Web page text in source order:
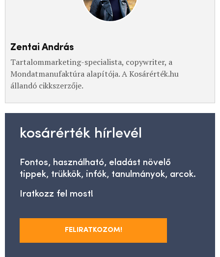
Zentai András
Tartalommarketing-specialista, copywriter, a
Mondatmanufaktúra alapítója. A Kosárérték.hu
állandó cikkszerzője.
kosárérték hírlevél
Fontos, használható, eladást növelő
tippek, trükkök, infók, tanulmányok, arcok.
Iratkozz fel most!
FELIRATKOZOM!